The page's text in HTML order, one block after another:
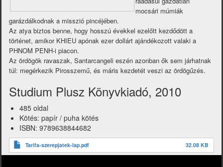
mocsári múmiák
garázdálkodnak a misszió pincéjében.
Az atya biztos benne, hogy hosszú évekkel ezelőtt kezdődött a
történet, amikor KHIEU apónak ezer dollárt ajándékozott valaki a
PHNOM PENH-i piacon.
Az ördögök ravaszak, Santarcangeli eszén azonban ők sem járhatnak
túl: megérkezik Pirosszemű, és máris kezdetét veszi az ördögűzés.
Studium Plusz Könyvkiadó, 2010
485 oldal
Kötés: papír / puha kötés
ISBN: 9789638844682
Tarifa-szerepjatek-lap.pdf 32.08 KB